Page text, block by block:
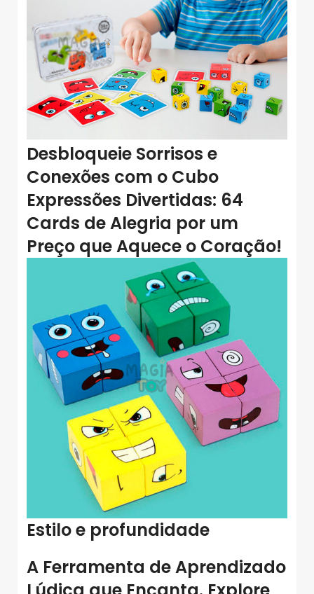
Desbloqueie Sorrisos e
Conexões com o Cubo
Expressões Divertidas: 64
Cards de Alegria por um
Preço que Aquece o Coração!
Estilo e profundidade
A Ferramenta de Aprendizado